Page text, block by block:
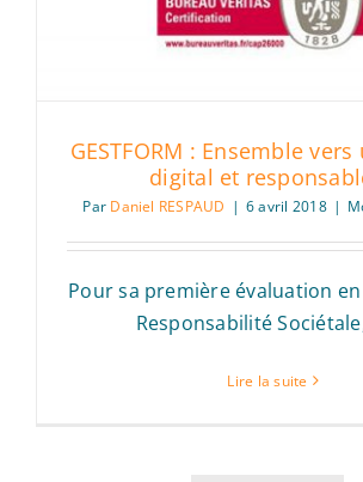
GESTFORM : Ensemble
digital et
Par Daniel RESPAUD | 6 avril 2018 |
Pour sa première évaluation
Responsabilité
Lire la suite